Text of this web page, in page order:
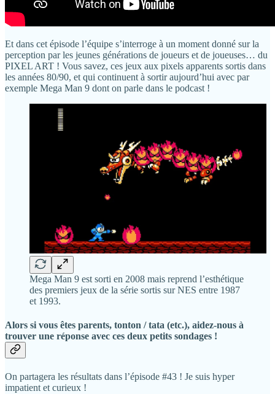
Et dans cet épisode l’équipe s’interroge à un moment donné sur la
perception par les jeunes générations de joueurs et de joueuses… du
PIXEL ART ! Vous savez, ces jeux aux pixels apparents sortis dans
les années 80/90, et qui continuent à sortir aujourd’hui avec par
exemple Mega Man 9 dont on parle dans le podcast !
Mega Man 9 est sorti en 2008 mais reprend l’esthétique
des premiers jeux de la série sortis sur NES entre 1987
et 1993.
Alors si vous êtes parents, tonton / tata (etc.), aidez-nous à
trouver une réponse avec ces deux petits sondages !
On partagera les résultats dans l’épisode #43 ! Je suis hyper
impatient et curieux !